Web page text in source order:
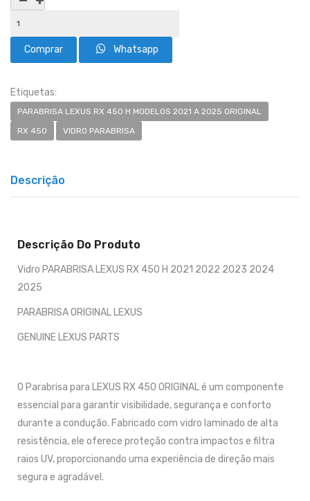
Whatsapp
Etiquetas:
PARABRISA LEXUS RX 450 H MODELOS 2021 A 2025 ORIGINAL
RX 450
VIDRO PARABRISA
Descrição
Descrição Do Produto
Vidro PARABRISA LEXUS RX 450 H 2021 2022 2023 2024
2025
PARABRISA ORIGINAL LEXUS
GENUINE LEXUS PARTS
O Parabrisa para LEXUS RX 450 ORIGINAL é um componente
essencial para garantir visibilidade, segurança e conforto
durante a condução. Fabricado com vidro laminado de alta
resistência, ele oferece proteção contra impactos e filtra
raios UV, proporcionando uma experiência de direção mais
segura e agradável.